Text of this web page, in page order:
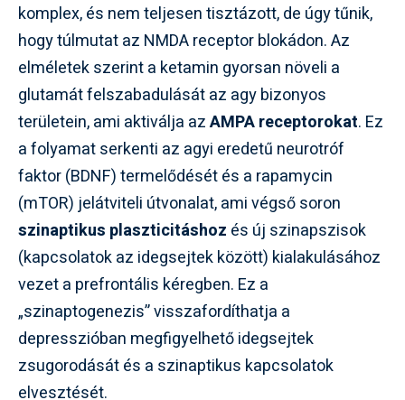
komplex, és nem teljesen tisztázott, de úgy tűnik,
hogy túlmutat az NMDA receptor blokádon. Az
elméletek szerint a ketamin gyorsan növeli a
glutamát felszabadulását az agy bizonyos
területein, ami aktiválja azAMPA receptorokat. Ez
a folyamat serkenti az agyi eredetű neurotróf
faktor (BDNF) termelődését és a rapamycin
(mTOR) jelátviteli útvonalat, ami végső soron
szinaptikus plaszticitáshoz és új szinapszisok
(kapcsolatok az idegsejtek között) kialakulásához
vezet a prefrontális kéregben. Ez a
„szinaptogenezis” visszafordíthatja a
depresszióban megfigyelhető idegsejtek
zsugorodását és a szinaptikus kapcsolatok
elvesztését.